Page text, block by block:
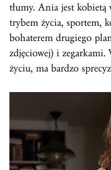
tłumy. Ania jest
trybem życia, sportem,
bohaterem drugiego
zdjęciowej) i
życiu, ma bardzo